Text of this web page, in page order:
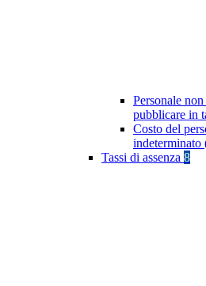
Personale
pubblicare in
Costo del
indeterminato
Tassi di assenza 8